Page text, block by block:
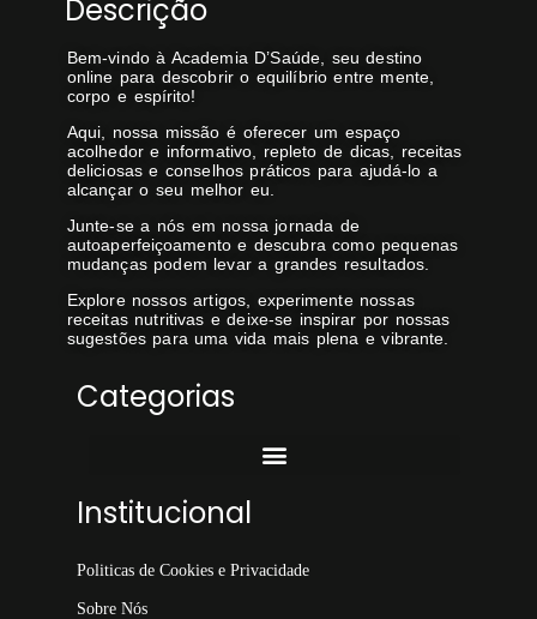
Descrição
Bem-vindo à Academia D’Saúde, seu destino
online para descobrir o equilíbrio entre mente,
corpo e espírito!
Aqui, nossa missão é oferecer um espaço
acolhedor e informativo, repleto de dicas, receitas
deliciosas e conselhos práticos para ajudá-lo a
alcançar o seu melhor eu.
Junte-se a nós em nossa jornada de
autoaperfeiçoamento e descubra como pequenas
mudanças podem levar a grandes resultados.
Explore nossos artigos, experimente nossas
receitas nutritivas e deixe-se inspirar por nossas
sugestões para uma vida mais plena e vibrante.
Categorias
Institucional
Politicas de Cookies e Privacidade
Sobre Nós